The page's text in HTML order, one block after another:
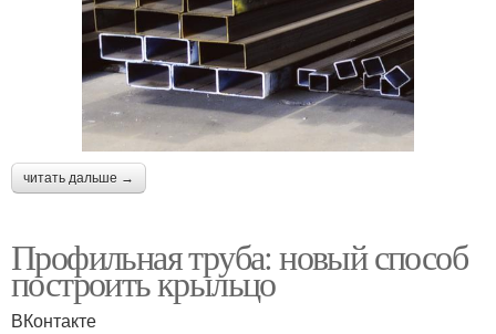
читать дальше →
Профильная труба: новый способ
построить крыльцо
ВКонтакте